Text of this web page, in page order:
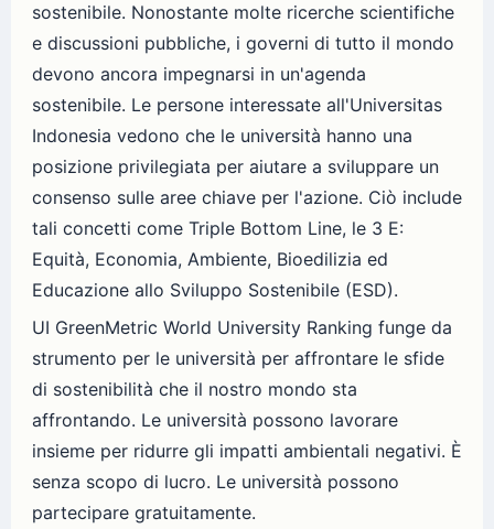
sostenibile. Nonostante molte ricerche scientifiche
e discussioni pubbliche, i governi di tutto il mondo
devono ancora impegnarsi in un'agenda
sostenibile. Le persone interessate all'Universitas
Indonesia vedono che le università hanno una
posizione privilegiata per aiutare a sviluppare un
consenso sulle aree chiave per l'azione. Ciò include
tali concetti come Triple Bottom Line, le 3 E:
Equità, Economia, Ambiente, Bioedilizia ed
Educazione allo Sviluppo Sostenibile (ESD).
UI GreenMetric World University Ranking funge da
strumento per le università per affrontare le sfide
di sostenibilità che il nostro mondo sta
affrontando. Le università possono lavorare
insieme per ridurre gli impatti ambientali negativi. È
senza scopo di lucro. Le università possono
partecipare gratuitamente.